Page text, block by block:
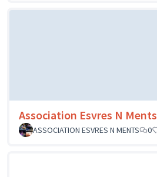
Association Esvres N Ments
ASSOCIATION ESVRES N MENTS
0